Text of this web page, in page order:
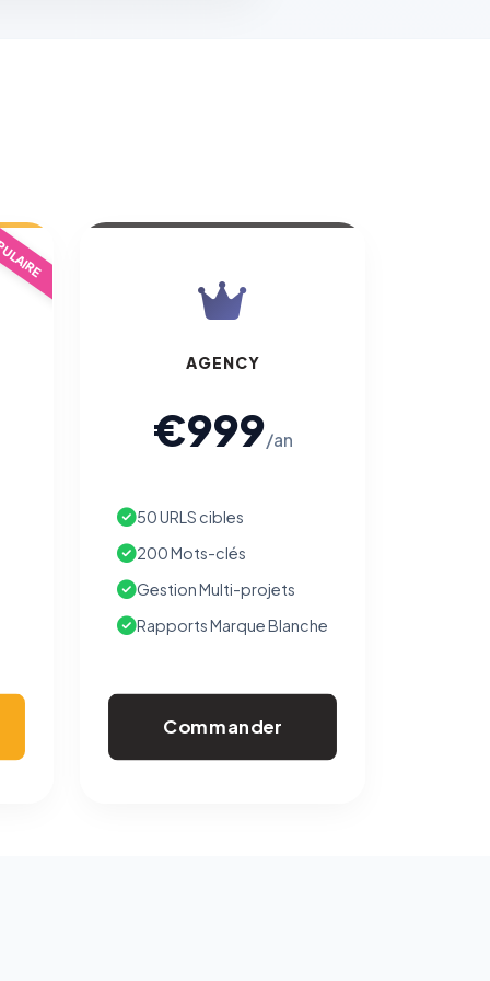
AGENCY
€999/an
50 URLS cibles
200 Mots-clés
Gestion Multi-projets
Rapports Marque Blanche
Commander